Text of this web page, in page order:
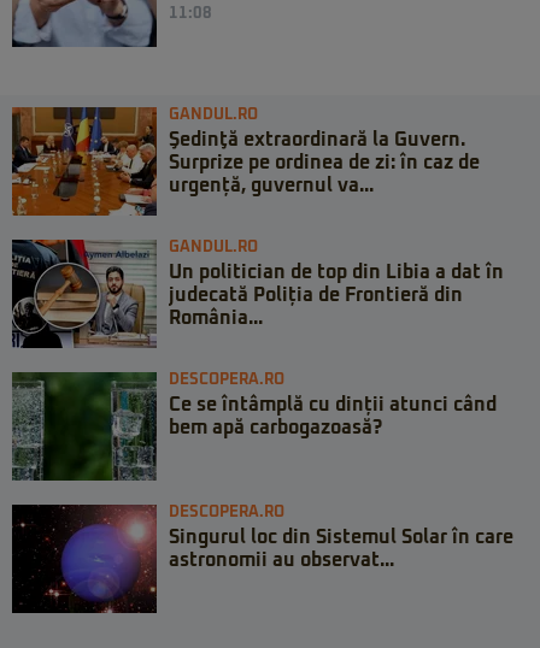
11:08
GANDUL.RO
Şedinţă extraordinară la Guvern.
Surprize pe ordinea de zi: în caz de
urgență, guvernul va...
GANDUL.RO
Un politician de top din Libia a dat în
judecată Poliția de Frontieră din
România...
DESCOPERA.RO
Ce se întâmplă cu dinții atunci când
bem apă carbogazoasă?
DESCOPERA.RO
Singurul loc din Sistemul Solar în care
astronomii au observat...